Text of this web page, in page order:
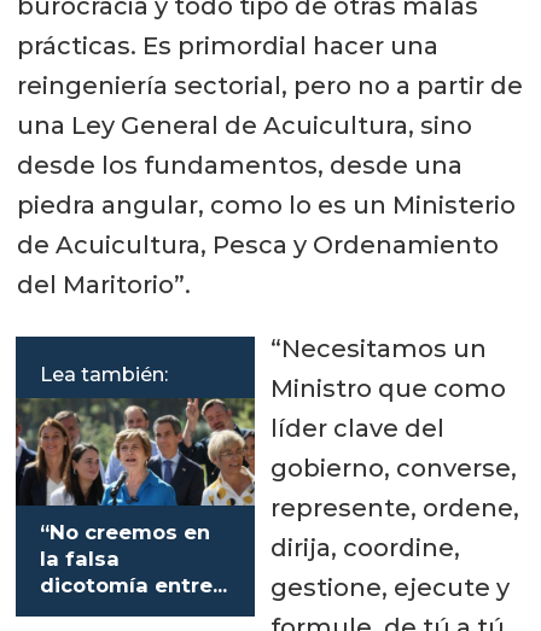
burocracia y todo tipo de otras malas
prácticas. Es primordial hacer una
reingeniería sectorial, pero no a partir de
una Ley General de Acuicultura, sino
desde los fundamentos, desde una
piedra angular, como lo es un Ministerio
de Acuicultura, Pesca y Ordenamiento
del Maritorio”.
Lea también:
“No creemos en
la falsa
dicotomía entre
sostenibilidad y
“Necesitamos un
Ministro que como
líder clave del
gobierno, converse,
represente, ordene,
dirija, coordine,
gestione, ejecute y